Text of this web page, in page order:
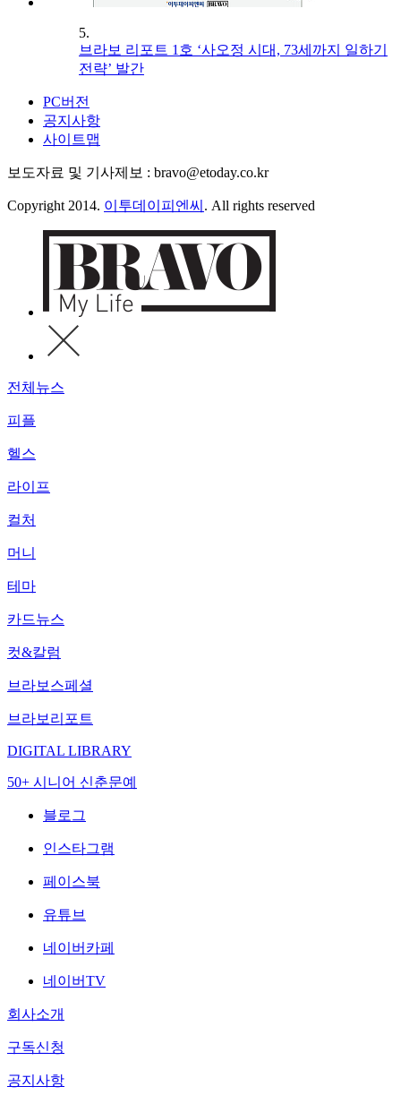
5.
브라보 리포트 1호 ‘사오정 시대, 73세까지 일하기
전략’ 발간
PC버전
공지사항
사이트맵
보도자료 및 기사제보 : bravo@etoday.co.kr
Copyright 2014. 이투데이피엔씨 . All rights reserved
전체뉴스
피플
헬스
라이프
컬처
머니
테마
카드뉴스
컷&칼럼
브라보스페셜
브라보리포트
DIGITAL LIBRARY
50+ 시니어 신춘문예
블로그
인스타그램
페이스북
유튜브
네이버카페
네이버TV
회사소개
구독신청
공지사항